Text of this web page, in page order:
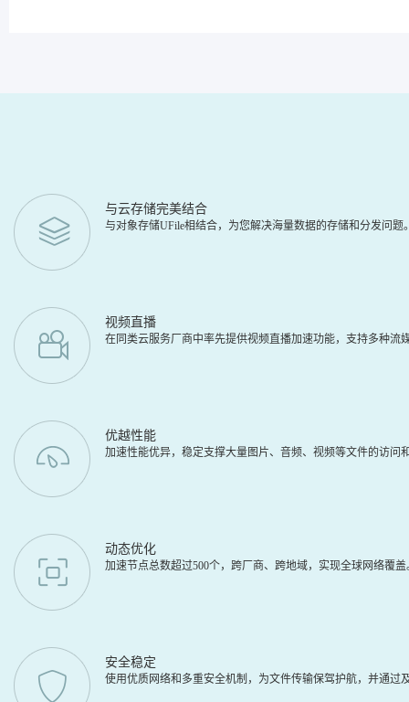
与云存储完美结合
与对象存储UFile相结合，为您解决海量数据的存储和分发问
视频直播
在同类云服务厂商中率先提供视频直播加速功能，支持多种流
优越性能
加速性能优异，稳定支撑大量图片、音频、视频等文件的访问
动态优化
加速节点总数超过500个，跨厂商、跨地域，实现全球网络覆
安全稳定
使用优质网络和多重安全机制，为文件传输保驾护航，并通